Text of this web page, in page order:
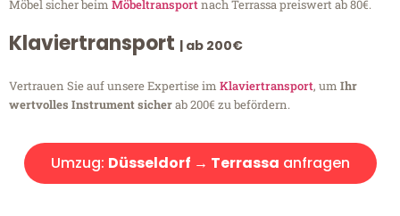
Möbel sicher beim Möbeltransportnach Terrassa preiswert ab 80€.
Klaviertransport | ab 200€
Vertrauen Sie auf unsere Expertise im Klaviertransport, um Ihr
wertvolles Instrument sicherab 200€ zu befördern.
Umzug: Düsseldorf → Terrassa anfragen